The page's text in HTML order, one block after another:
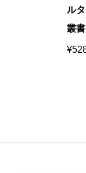
ル
叢書
¥